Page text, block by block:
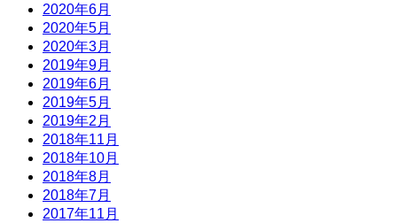
2020年6月
2020年5月
2020年3月
2019年9月
2019年6月
2019年5月
2019年2月
2018年11月
2018年10月
2018年8月
2018年7月
2017年11月